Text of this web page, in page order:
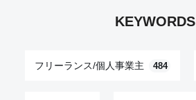
KEYWORDS
フリーランス/個人事業主 484